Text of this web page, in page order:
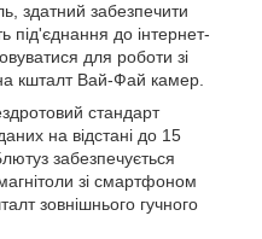
здатний забезпечити
під'єднання до інтернет-
для роботи зі
кшталт Вай-Фай камер.
стандарт
на відстані до 15
забезпечується
зі смартфоном
зовнішнього гучного